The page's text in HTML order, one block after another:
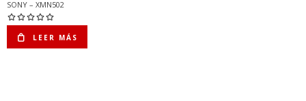
SONY – XMN502
LEER MÁS